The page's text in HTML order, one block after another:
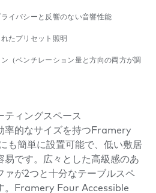
イバシーと反響のない音響性能
たプリセット照明
（ベンチレーション量と方向の両方が調
ティングスペース
率的なサイズを持つFramery
も簡単に設置可能で、低い敷居
易です。広々とした高級感のあ
ァが2つと十分なテーブルスペ
。Framery Four Accessible